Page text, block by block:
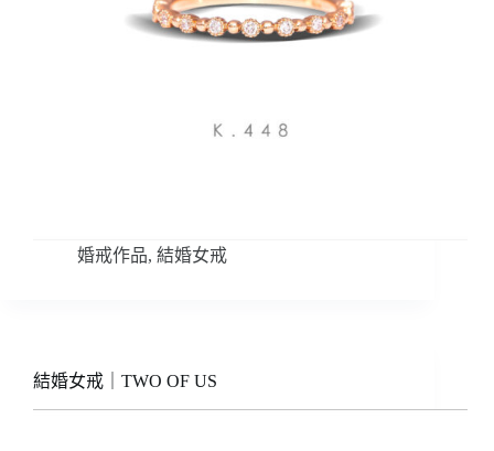
婚戒作品, 結婚女戒
結婚女戒｜TWO OF US